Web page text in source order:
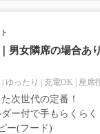
男女隣席の場合あ
ゆったり 充電OK 座席
次世代の定番！
ー付で手もらくらく
ー(フード)